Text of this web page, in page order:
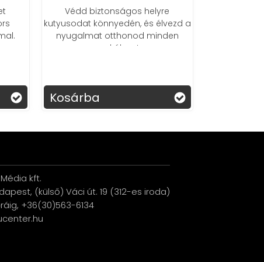
Védd biztonságos helyre
kutyusodat könnyedén, és élvezd a
nyugalmat otthonod minden
sarkában!
Kosárba
kft.
(külső) Váci út. 19 (312-es iroda)
+36(30)563-6134